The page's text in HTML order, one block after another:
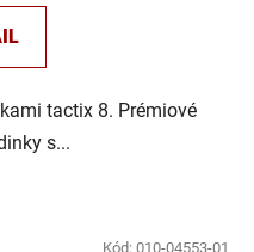
tactix 8. Prémiové
s...
Kód: 010-04553-01